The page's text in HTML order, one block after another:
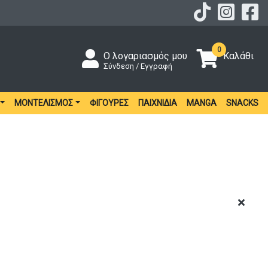
Ο λογαριασμός μου
Σύνδεση / Εγγραφή
0
Καλάθι
ΜΟΝΤΕΛΙΣΜΌΣ ΦΙΓΟΎΡΕΣ ΠΑΙΧΝΊΔΙΑ MANGA SNACKS